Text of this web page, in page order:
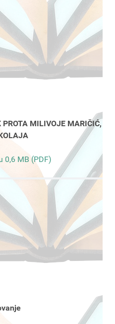
MILIVOJE MARIČIĆ,
0,6 MB (PDF)